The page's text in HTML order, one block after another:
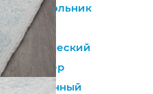
Прямоугольник
Серый
Синтетический
Полиэстер
Современный